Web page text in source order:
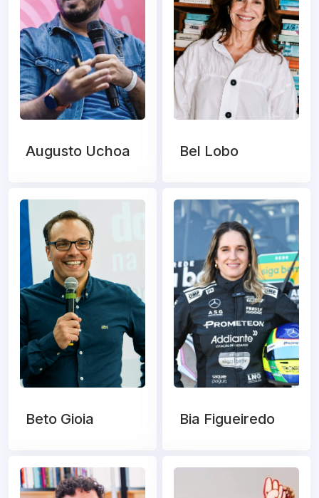
Augusto Uchoa Bel Lobo
Beto Gioia Bia Figueiredo